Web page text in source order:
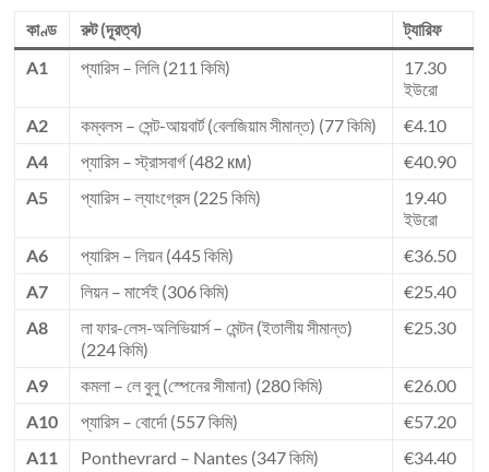
কাণ্ড রুট (দূরত্ব)
ট্যারিফ
A1
প্যারিস – লিলি (211 কিমি)
17.30
ইউরো
A2
কম্বলস – সেন্ট-আয়বার্ট (বেলজিয়াম সীমান্ত) (77 কিমি)
€4.10
A4
প্যারিস – স্ট্রাসবার্গ (482 км)
€40.90
A5
প্যারিস – ল্যাংগ্রেস (225 কিমি)
19.40
ইউরো
A6
প্যারিস – লিয়ন (445 কিমি)
€36.50
A7
লিয়ন – মার্সেই (306 কিমি)
€25.40
A8
লা ফার-লেস-অলিভিয়ার্স – মেন্টন (ইতালীয় সীমান্ত)
(224 কিমি)
€25.30
A9 কমলা – লে বুলু (স্পেনের সীমানা) (280 কিমি)
€26.00
A10
প্যারিস – বোর্দো (557 কিমি)
€57.20
A11
Ponthevrard – Nantes (347 কিমি)
€34.40